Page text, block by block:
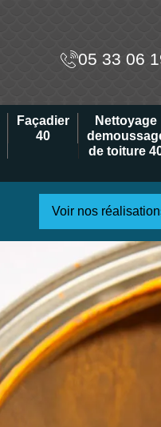
05 33 06
Façadier
40
Nettoyage
de toiture
Voir nos